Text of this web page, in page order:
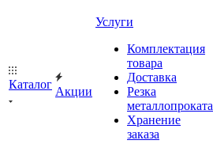
Каталог
Акции
Услуги
Комплектация
товара
Доставка
Резка
металлопроката
Хранение
заказа